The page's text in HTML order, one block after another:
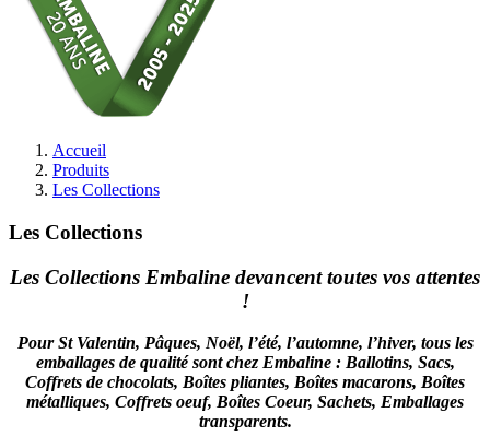
Accueil
Produits
Les Collections
Les Collections
Les Collections Embaline devancent toutes vos attentes
!
Pour St Valentin, Pâques, Noël, l’été, l’automne, l’hiver, tous les
emballages de qualité sont chez Embaline : Ballotins, Sacs,
Coffrets de chocolats, Boîtes pliantes, Boîtes macarons, Boîtes
métalliques, Coffrets oeuf, Boîtes Coeur, Sachets, Emballages
transparents.